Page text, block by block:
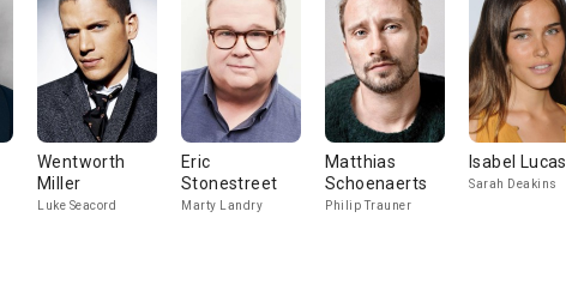
Wentworth
Miller
Luke Seacord
Eric
Stonestreet
Marty Landry
Matthias
Schoenaerts
Philip Trauner
Isabel Lucas
Sarah Deakins